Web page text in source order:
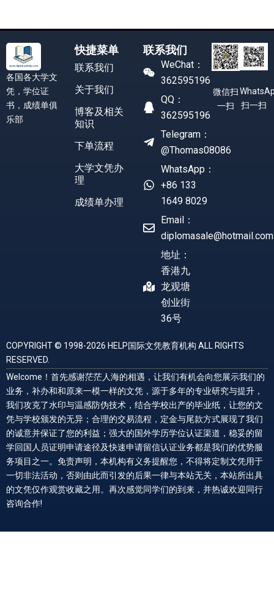
各国各大学文
凭，学位证
书，成绩单俱
乐部
快捷菜单
联系我们
关于我们
博客及相关
知识
下单流程
大学文凭办
理
成绩单办理
联系我们
WeChat：
362595196
QQ：
362595196
Telegram：
@Thomas08086
WhatsApp：
+86 133
1649 8029
Email：
diplomasale@hotmail.com
地址：
香港九
龙观塘
创业街
36号
微信扫
一扫
扫一扫
COPYRIGHT © 1998-2026 HELP国际文凭教育机构 ALL RIGHTS
RESERVED.
Welcome！首先感谢茫茫人海的相遇，让我们有机会向您展示我们的
业务，补办和和原来一模一样的文凭，源于多年的专业研究与提升，
我们攻克了水印与温感防伪技术，结合学校出产的毕业纸，让您的文
凭与学校颁发的无异；合理的交易流程，定金与尾款方式展现了我们
的诚意并保证了您的利益；强大的国外学历学位认证渠道，稳妥的留
学回国人员证明申请途径及快速申请留信认证业务都是我们的优势服
务项目之一。免责声明，本机构有义务提醒您，不得将定制文凭用于
一切非法活动，否则由此而引发的后果一律与本站无关，本站所出具
的文凭仅作观赏收藏之用。再次感觉同学们的到来，并热诚欢迎同行
咨询合作!